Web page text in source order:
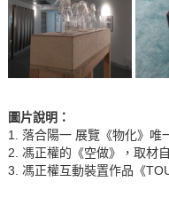
圖片說明 ：
1. 落合陽一 展覽《物化》唯
2. 馮正權的《空做》，取材
3. 馮正權互動裝置作品《